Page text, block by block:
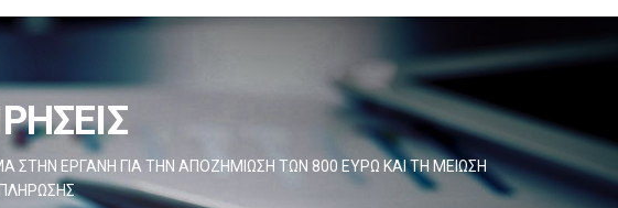
ΣΤΗΝ ΕΡΓΑΝΗ ΓΙΑ ΤΗΝ ΑΠΟΖΗΜΙΩΣΗ ΤΩΝ 800 ΕΥΡΩ ΚΑΙ ΤΗ ΜΕΙΩΣΗ